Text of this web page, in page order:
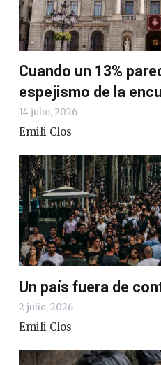
Cuando un 13%
espejismo de la
14 julio, 2026
Emili Clos
Un país fuera de
2 julio, 2026
Emili Clos